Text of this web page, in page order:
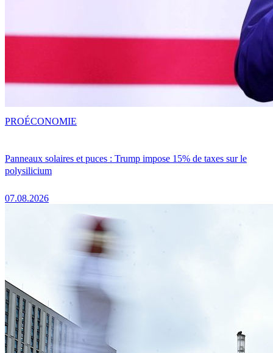
Panneaux solaires et puces : Trump impose 15% de taxes sur le
polysilicium
07.08.2026
PROÉCONOMIE